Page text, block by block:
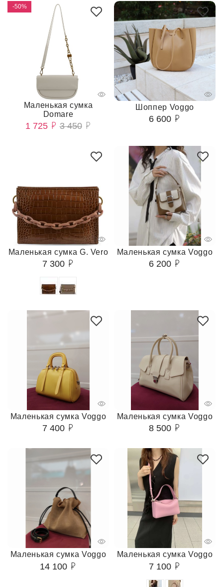
-50%
Маленькая сумка
Domare
1 725 3 450
Шоппер Voggo
6 600
Маленькая сумка G. Vero
7 300
Маленькая сумка Voggo
6 200
Маленькая сумка Voggo
7 400
Маленькая сумка Voggo
8 500
Маленькая сумка Voggo
14 100
Маленькая сумка Voggo
7 100